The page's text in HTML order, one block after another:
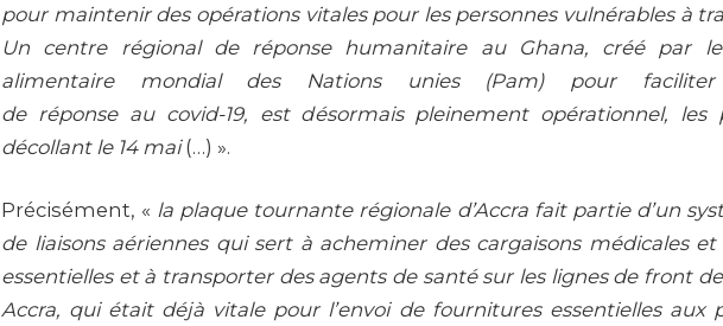
pour maintenir des opérations vitales pour les personnes vulnérables à
Un centre régional de réponse humanitaire au Ghana, créé par
alimentaire mondial des Nations unies (Pam) pour
de réponse au covid-19, est désormais pleinement opérationnel, les
décollant le 14 mai(…) ».
Précisément, « la plaque tournante régionale d’Accra fait partie d’un
de liaisons aériennes qui sert à acheminer des cargaisons médicales
essentielles et à transporter des agents de santé sur les lignes de front
Accra, qui était déjà vitale pour l’envoi de fournitures essentielles aux